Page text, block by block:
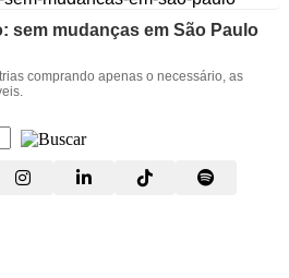
sem mudanças em São Paulo
comprando apenas o necessário, as